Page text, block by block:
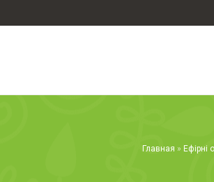
Главная » Ефірні